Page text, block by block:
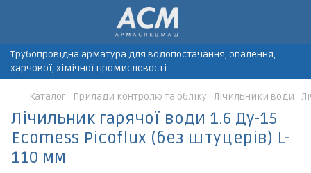
Трубопровідна арматура для водопостачання, опалення,
харчової, хімічної промисловості.
Каталог Прилади контролю та обліку Лічильники води
Лічильник гарячої води 1.6 Ду-15
Ecomess Picoflux (без штуцерів) L-
110 мм